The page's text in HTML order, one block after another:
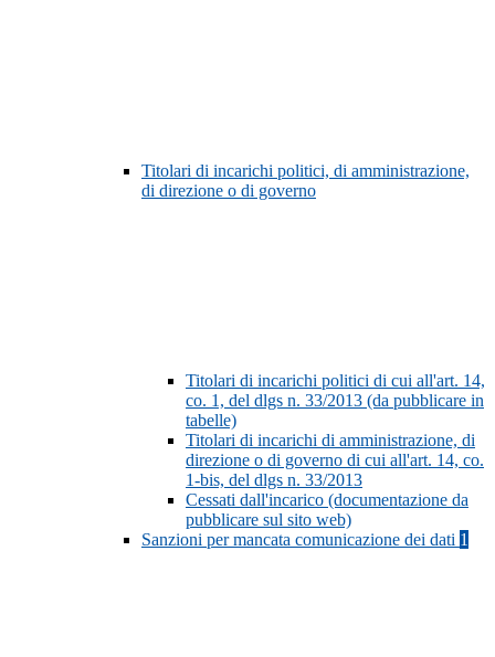
Titolari di incarichi politici, di amministrazione,
di direzione o di governo
Titolari di incarichi politici di cui all'art. 14,
co. 1, del dlgs n. 33/2013 (da pubblicare in
tabelle)
Titolari di incarichi di amministrazione, di
direzione o di governo di cui all'art. 14, co.
1-bis, del dlgs n. 33/2013
Cessati dall'incarico (documentazione da
pubblicare sul sito web)
Sanzioni per mancata comunicazione dei dati 1